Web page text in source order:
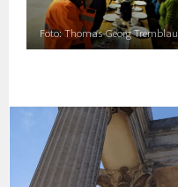
Foto: Thomas-Georg Tremblau